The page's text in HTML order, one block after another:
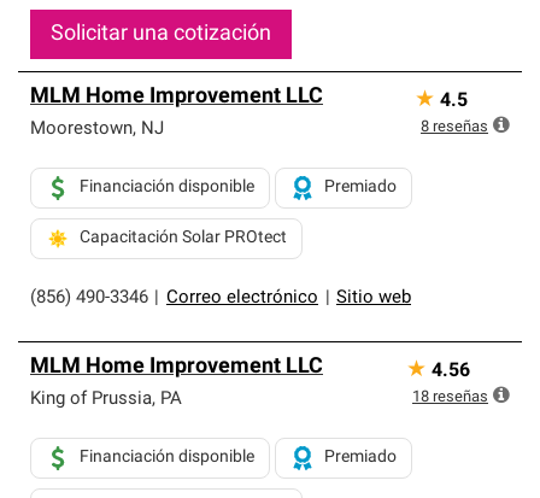
Solicitar una cotización
MLM Home Improvement LLC
Moorestown, NJ
(856) 490-3346 Correo electrónico Sitio web
Financiación disponible Premiado
Capacitación Solar PROtect
★ 4.5
8 reseñas
MLM Home Improvement LLC
King of Prussia, PA
Financiación disponible Premiado
★ 4.56
18 reseñas